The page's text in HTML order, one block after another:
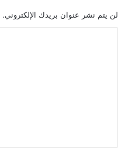
لن يتم نشر عنوان بريدك الإلكتروني.